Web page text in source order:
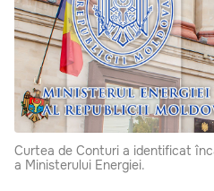
Curtea de Conturi a identificat
a Ministerului Energiei.